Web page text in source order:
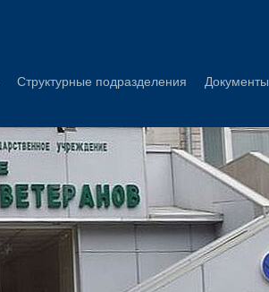
Структурные подразделения Документы